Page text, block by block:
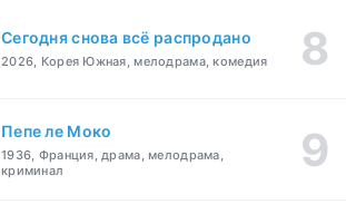
Сегодня снова всё распродано
2026, Корея Южная, мелодрама, комедия
Пепе ле Моко
1936, Франция, драма, мелодрама,
криминал